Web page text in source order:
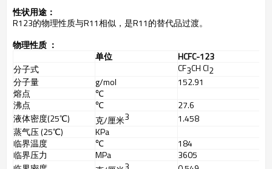
性状用途：
R123的物理性质与R11相似，是R11的替代品过渡。
物理性质 ：
单位
HCFC-123
分子式
CF3CH Cl2
分子量
g/mol
152.91
熔点
℃
沸点
℃
27.6
液体密度(25℃)
克/厘米3
1.458
蒸气压 (25℃)
KPa
临界温度
℃
184
临界压力
MPa
3605
3